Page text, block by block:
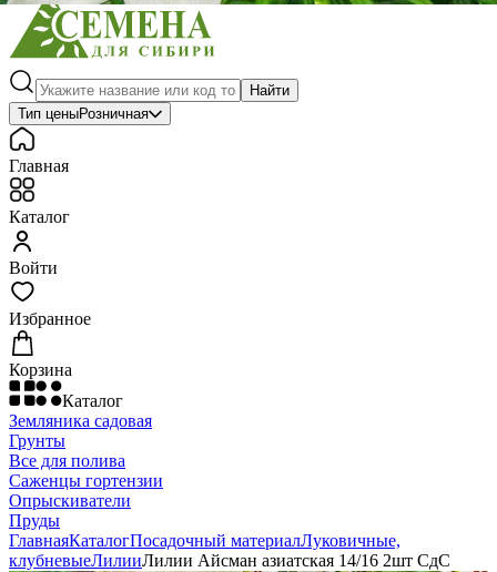
Найти
Тип ценыРозничная
Главная
Каталог
Войти
Избранное
Корзина
Каталог
Земляника садовая
Грунты
Все для полива
Саженцы гортензии
Опрыскиватели
Пруды
ГлавнаяКаталогПосадочный материалЛуковичные,
клубневыеЛилииЛилии Айсман азиатская 14/16 2шт СдС